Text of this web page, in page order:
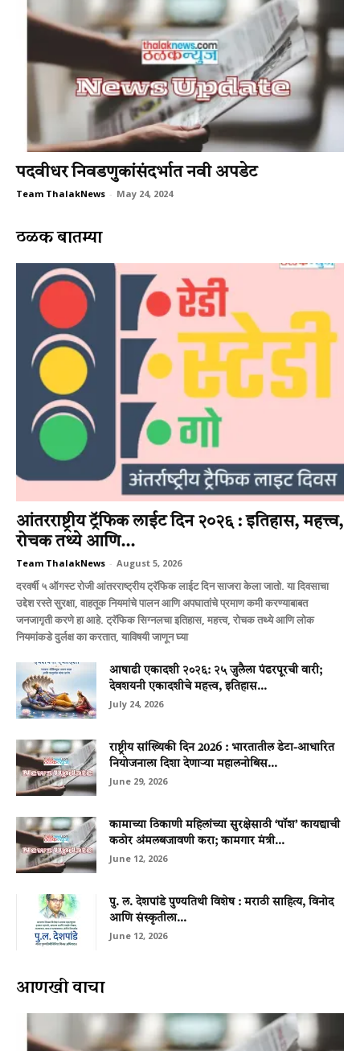
पदवीधर निवडणुकांसंदर्भात नवी अपडेट
Team ThalakNews - May 24, 2024
ठळक बातम्या
आंतरराष्ट्रीय ट्रॅफिक लाईट दिन २०२६ : इतिहास, महत्त्व,
रोचक तथ्ये आणि...
Team ThalakNews - August 5, 2026
दरवर्षी ५ ऑगस्ट रोजी आंतरराष्ट्रीय ट्रॅफिक लाईट दिन साजरा केला जातो. या दिवसाचा
उद्देश रस्ते सुरक्षा, वाहतूक नियमांचे पालन आणि अपघातांचे प्रमाण कमी करण्याबाबत
जनजागृती करणे हा आहे. ट्रॅफिक सिग्नलचा इतिहास, महत्त्व, रोचक तथ्ये आणि लोक
नियमांकडे दुर्लक्ष का करतात, याविषयी जाणून घ्या
आषाढी एकादशी २०२६: २५ जुलैला पंढरपूरची वारी;
देवशयनी एकादशीचे महत्त्व, इतिहास...
July 24, 2026
राष्ट्रीय सांख्यिकी दिन 2026 : भारतातील डेटा-आधारित
नियोजनाला दिशा देणाऱ्या महालनोबिस...
June 29, 2026
कामाच्या ठिकाणी महिलांच्या सुरक्षेसाठी ‘पॉश’ कायद्याची
कठोर अंमलबजावणी करा; कामगार मंत्री...
June 12, 2026
पु. ल. देशपांडे पुण्यतिथी विशेष : मराठी साहित्य, विनोद
आणि संस्कृतीला...
June 12, 2026
आणखी वाचा